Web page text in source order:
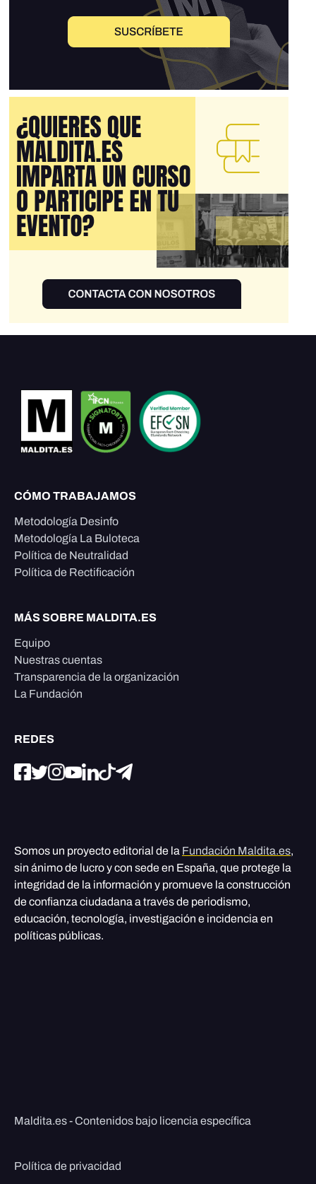
CÓMO TRABAJAMOS
Metodología Desinfo
Metodología La Buloteca
Política de Neutralidad
Política de Rectificación
MÁS SOBRE MALDITA.ES
Equipo
Nuestras cuentas
Transparencia de la organización
La Fundación
REDES
Somos un proyecto editorial de la Fundación Maldita.es,
sin ánimo de lucro y con sede en España, que protege la
integridad de la información y promueve la construcción
de confianza ciudadana a través de periodismo,
educación, tecnología, investigación e incidencia en
políticas públicas.
Maldita.es - Contenidos bajo licencia específica
Política de privacidad